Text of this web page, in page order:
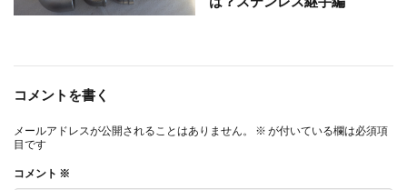
コメントを書く
メールアドレスが公開されることはありません。 ※ が付いている欄は必須項
目です
コメント ※